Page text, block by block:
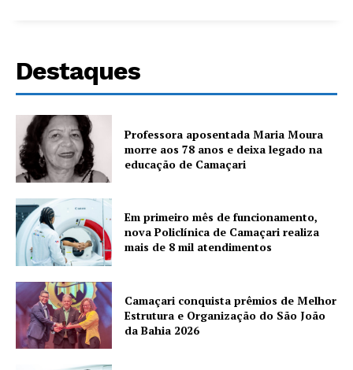
Destaques
Professora aposentada Maria Moura
morre aos 78 anos e deixa legado na
educação de Camaçari
Em primeiro mês de funcionamento,
nova Policlínica de Camaçari realiza
mais de 8 mil atendimentos
Camaçari conquista prêmios de Melhor
Estrutura e Organização do São João
da Bahia 2026